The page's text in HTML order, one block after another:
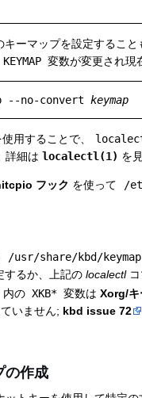
ーマップを設定するこ
KEYMAP 変数が変更され現
--no-convert keymap
用することで、
詳細は localectl(1) を
フック を使って /
/usr/share/kbd/
するか、上記の localectlコ
内の XKB* 変数はXorg/キ
いません; kbd issue 72
の作成